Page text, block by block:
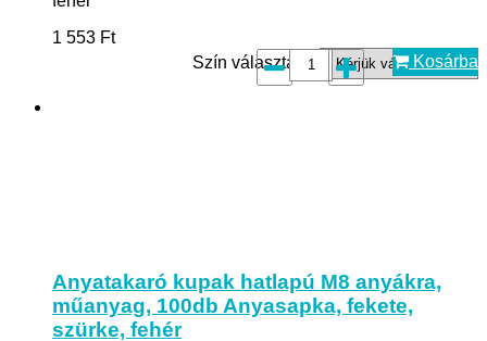
1 553 Ft
Szín választás*:
Kosárba
Anyatakaró kupak hatlapú M8 anyákra,
műanyag, 100db Anyasapka, fekete,
szürke, fehér